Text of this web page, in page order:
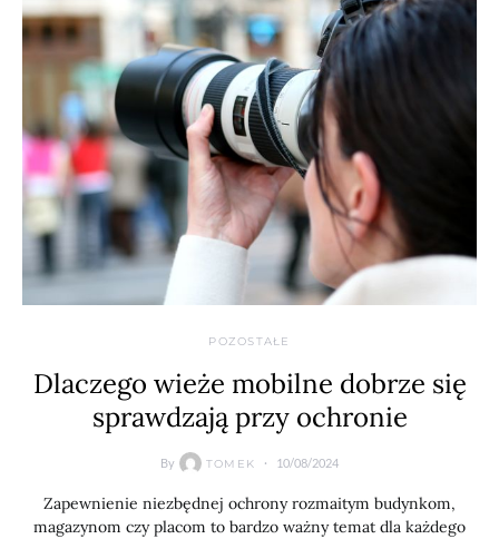
POZOSTAŁE
Dlaczego wieże mobilne dobrze się
sprawdzają przy ochronie
By TOMEK 10/08/2024
Zapewnienie niezbędnej ochrony rozmaitym budynkom,
magazynom czy placom to bardzo ważny temat dla każdego